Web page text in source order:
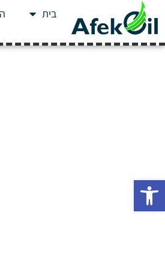
פתח סרגל נגישות
בית